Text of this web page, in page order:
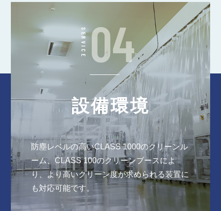
SERVICE04
設備環境
防塵レベルの高いCLASS 1000のクリーンル
ーム、CLASS 100のクリーンブースによ
り、より高いクリーン度が求められる装置に
も対応可能です。